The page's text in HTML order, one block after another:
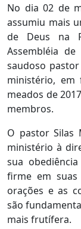
No dia 02 de
assumiu mais
de Deus na
Assembléia
saudoso pastor
ministério, em
meados de
membros.
O pastor Silas
ministério à
sua
firme em suas
orações e as
são
mais frutífera.